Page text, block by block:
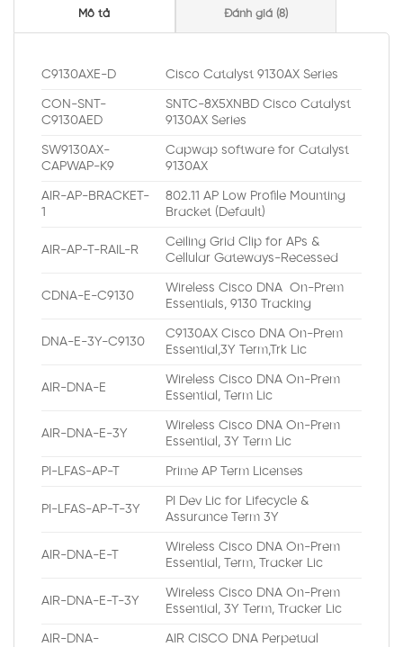
Mô tả Đánh giá (8)
C9130AXE-D Cisco Catalyst 9130AX Series
CON-SNT-
C9130AED
SNTC-8X5XNBD Cisco Catalyst
9130AX Series
SW9130AX-
CAPWAP-K9
Capwap software for Catalyst
9130AX
AIR-AP-BRACKET-
1
802.11 AP Low Profile Mounting
Bracket (Default)
AIR-AP-T-RAIL-R
Ceiling Grid Clip for APs &
Cellular Gateways-Recessed
CDNA-E-C9130
Wireless Cisco DNA On-Prem
Essentials, 9130 Tracking
DNA-E-3Y-C9130
C9130AX Cisco DNA On-Prem
Essential,3Y Term,Trk Lic
AIR-DNA-E
Wireless Cisco DNA On-Prem
Essential, Term Lic
AIR-DNA-E-3Y
Wireless Cisco DNA On-Prem
Essential, 3Y Term Lic
PI-LFAS-AP-T Prime AP Term Licenses
PI-LFAS-AP-T-3Y
PI Dev Lic for Lifecycle &
Assurance Term 3Y
AIR-DNA-E-T
Wireless Cisco DNA On-Prem
Essential, Term, Tracker Lic
AIR-DNA-E-T-3Y
Wireless Cisco DNA On-Prem
Essential, 3Y Term, Tracker Lic
AIR-DNA- AIR CISCO DNA Perpetual